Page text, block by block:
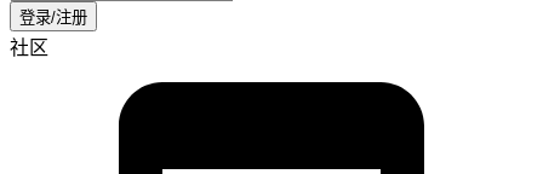
登录/注册
社区